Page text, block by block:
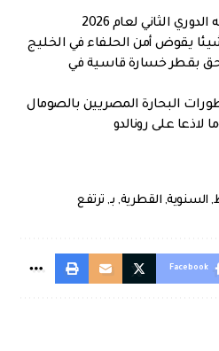
الثاني لعام 2026
يقوض أمن الحلفاء في الخليج
بقطر خسارة قاسية في
البحارة المصريين بالصومال
لاذعا على رونالدو
, السنوية, القطرية, بـ, ترتفع
Facebook